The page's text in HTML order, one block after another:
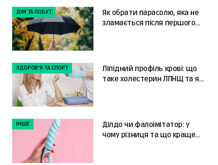
ДІМ ТА ПОБУТ
Як обрати парасолю, яка не
зламається після першого
ЗДОРОВ'Я ТА СПОРТ
Ліпідний профіль крові: що
таке холестерин ЛПНЩ та як
ІНШЕ
Ділдо чи фалоімітатор: у
чому різниця та що краще